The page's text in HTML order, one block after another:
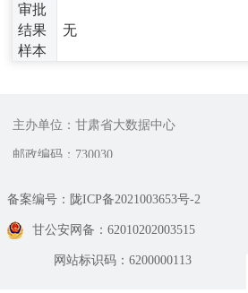
审批
结果
样本
无
主办单位：甘肃省大数据中心
邮政编码：730030
备案编号：陇ICP备2021003653号-2
甘公安网备：62010202003515
网站标识码：6200000113